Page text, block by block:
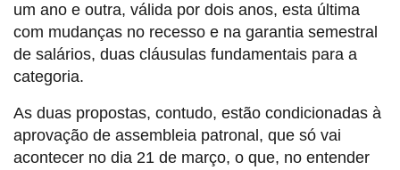
um ano e outra, válida por dois anos, esta última
com mudanças no recesso e na garantia semestral
de salários, duas cláusulas fundamentais para a
categoria.
As duas propostas, contudo, estão condicionadas à
aprovação de assembleia patronal, que só vai
acontecer no dia 21 de março, o que, no entender